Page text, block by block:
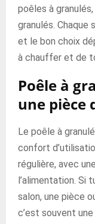
poêles à
granulés. Chaque
et le bon choix
à chauffer et de
Poêle à
une pièce
Le poêle à
confort
régulière, avec
l’alimentation. Si
salon, une pièce
c’est souvent